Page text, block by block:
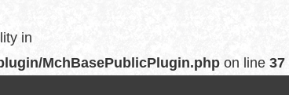
in
MchBasePublicPlugin.php on line 37